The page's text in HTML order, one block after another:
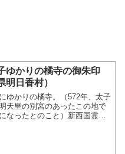
ゆかりの橘寺の御朱印
明日香村）
ゆかりの橘寺。（572年、太子
天皇の別宮のあったこの地で
なったとのこと）新西国霊